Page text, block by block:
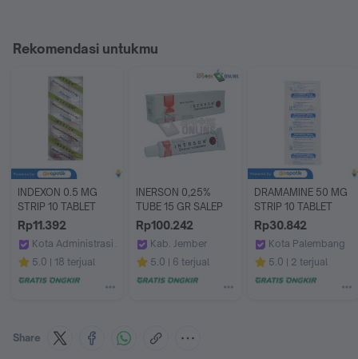
Rekomendasi untukmu
INDEXON 0.5 MG
STRIP 10 TABLET
Rp11.392
Kota Administrasi Jakarta Timur
Apotek Era Farma by GoApotik
5.0 18 terjual
INERSON 0,25%
TUBE 15 GR SALEP
Rp100.242
Kab. Jember
Apotek Sahabat 2 Puger
5.0 6 terjual
DRAMAMINE 50 MG
STRIP 10 TABLET
Rp30.842
Kota Palembang
Apotek Jitu
5.0 2 terjual
Share